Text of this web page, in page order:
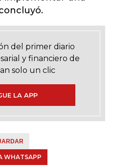
del primer diario
y financiero de
solo un clic
LA APP
WHATSAPP